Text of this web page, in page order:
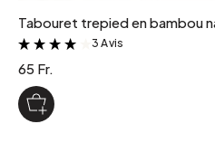
Tabouret trepied en bambou
&
3 Avis
65 Fr.